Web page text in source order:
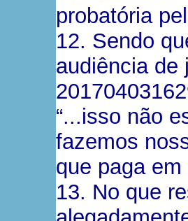
probatória
12. Sendo
audiência de
“...isso não
fazemos
que paga em
13. No que